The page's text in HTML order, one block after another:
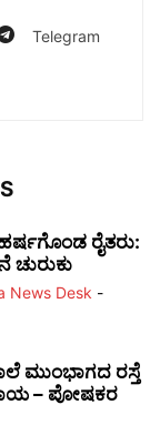
Telegram
ರೈತರು:
ಚುರುಕು
News Desk -
ಮುಂಭಾಗದ ರಸ್ತೆ
– ಪೋಷಕರ